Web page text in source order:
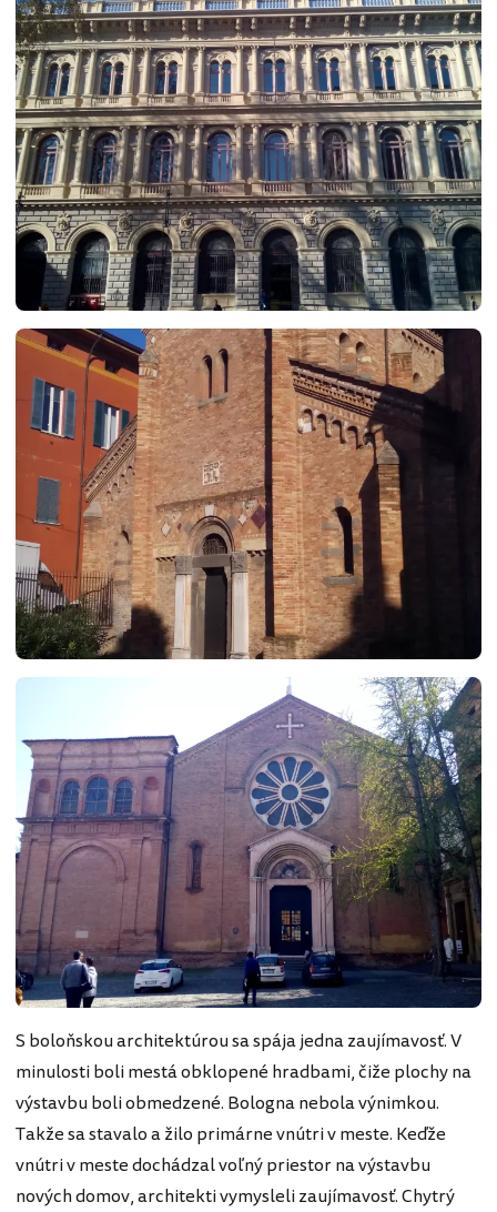
S boloňskou architektúrou sa spája jedna zaujímavosť. V
minulosti boli mestá obklopené hradbami, čiže plochy na
výstavbu boli obmedzené. Bologna nebola výnimkou.
Takže sa stavalo a žilo primárne vnútri v meste. Keďže
vnútri v meste dochádzal voľný priestor na výstavbu
nových domov, architekti vymysleli zaujímavosť. Chytrý